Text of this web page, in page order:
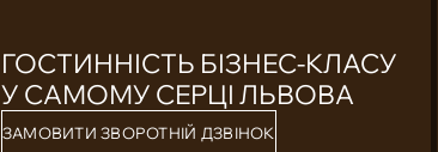
ГОСТИННІСТЬ БІЗНЕС-КЛАСУ
У САМОМУ СЕРЦІ ЛЬВОВА
ЗАМОВИТИ ЗВОРОТНІЙ ДЗВІНОК